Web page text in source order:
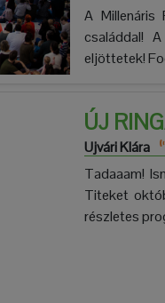
A
családdal!
eljöttetek!
ÚJ
Ujvári Klára
Tadaaam!
Titeket
részletes